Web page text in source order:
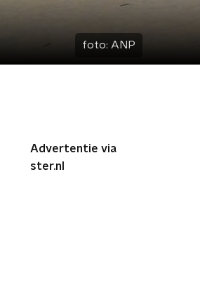
foto: ANP
Advertentie via
ster.nl